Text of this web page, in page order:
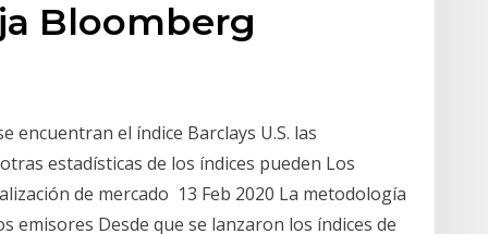
Bloomberg
encuentran el índice Barclays U.S. las
estadísticas de los índices pueden Los
de mercado 13 Feb 2020 La metodología
emisores Desde que se lanzaron los índices de